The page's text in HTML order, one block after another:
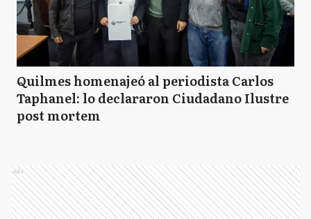
Quilmes homenajeó al periodista Carlos
Taphanel: lo declararon Ciudadano Ilustre
post mortem
Ads